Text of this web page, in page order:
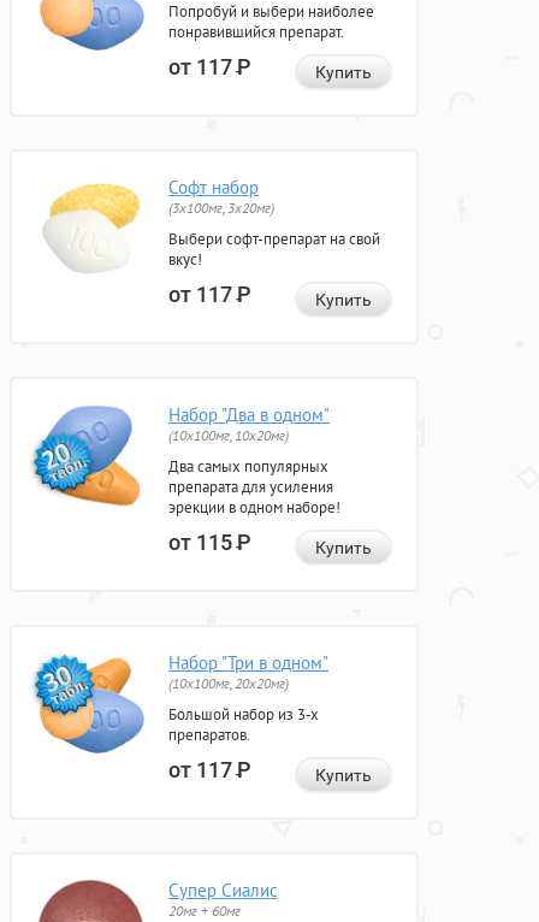
Попробуй и выбери наиболее
понравившийся препарат.
от 117Р Купить
Софт набор
(3x100мг, 3x20мг)
Выбери софт-препарат на свой
вкус!
от 117Р Купить
Набор "Два в одном"
(10x100мг, 10x20мг)
Два самых популярных
препарата для усиления
эрекции в одном наборе!
от 115Р Купить
Набор "Три в одном"
(10x100мг, 20x20мг)
Большой набор из 3-х
препаратов.
от 117Р Купить
Супер Сиалис
20мг + 60мг